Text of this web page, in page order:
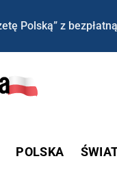
Polską” z
POLSKA